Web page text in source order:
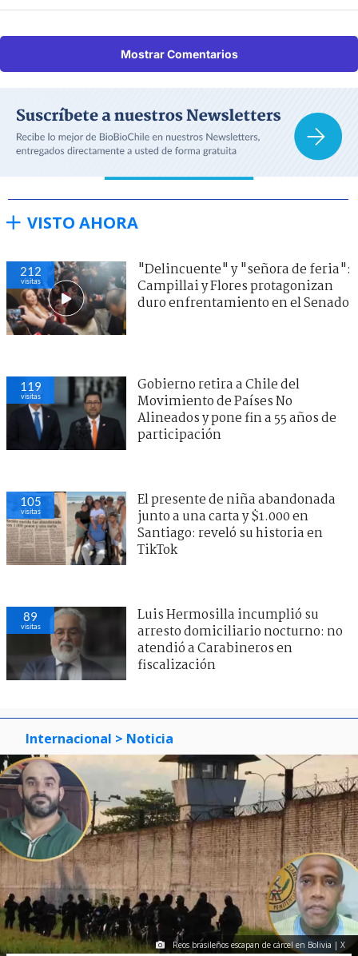
Mostrar Comentarios
VISTO AHORA
212
visitas
"Delincuente" y "señora de feria":
Campillai y Flores protagonizan
duro enfrentamiento en el Senado
119
visitas
Gobierno retira a Chile del
Movimiento de Países No
Alineados y pone fin a 55 años de
participación
105
visitas
El presente de niña abandonada
junto a una carta y $1.000 en
Santiago: reveló su historia en
TikTok
89
visitas
Luis Hermosilla incumplió su
arresto domiciliario nocturno: no
atendió a Carabineros en
fiscalización
Internacional > Noticia
Reos brasileños escapan de cárcel en Bolivia | X